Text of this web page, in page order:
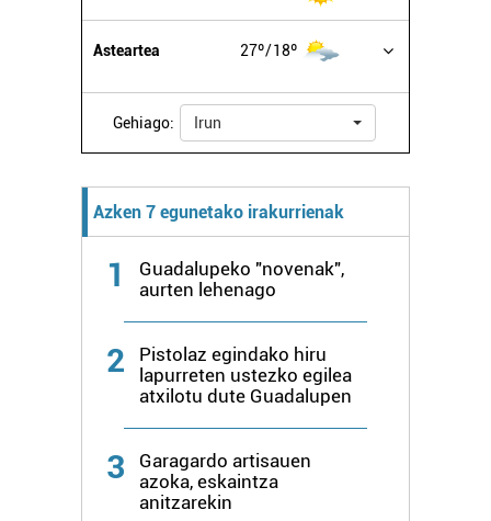
Asteartea 27º 18º
Gehiago: Irun
Azken 7 egunetako irakurrienak
1
Guadalupeko "novenak",
aurten lehenago
2
Pistolaz egindako hiru
lapurreten ustezko egilea
atxilotu dute Guadalupen
3
Garagardo artisauen
azoka, eskaintza
anitzarekin